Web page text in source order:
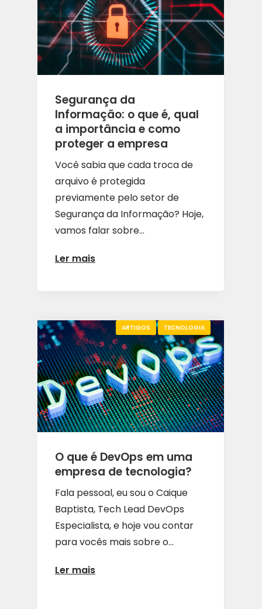
Segurança da
Informação: o que é, qual
a importância e como
proteger a empresa
Você sabia que cada troca de
arquivo é protegida
previamente pelo setor de
Segurança da Informação? Hoje,
vamos falar sobre...
Ler mais
ARTIGOS TECNOLOGIA
O que é DevOps em uma
empresa de tecnologia?
Fala pessoal, eu sou o Caique
Baptista, Tech Lead DevOps
Especialista, e hoje vou contar
para vocês mais sobre o...
Ler mais